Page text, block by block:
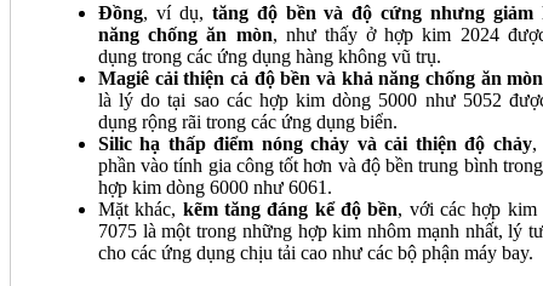
Đồng, ví dụ, tăng độ bền và độ cứng nhưng giảm
năng chống ăn mòn, như thấy ở hợp kim 2024
dụng trong các ứng dụng hàng không vũ trụ.
Magiê cải thiện cả độ bền và khả năng chống ăn mòn
là lý do tại sao các hợp kim dòng 5000 như 5052
dụng rộng rãi trong các ứng dụng biển.
Silic hạ thấp điểm nóng chảy và cải thiện độ chảy,
phần vào tính gia công tốt hơn và độ bền trung bình
hợp kim dòng 6000 như 6061.
Mặt khác, kẽm tăng đáng kể độ bền, với các hợp kim
7075 là một trong những hợp kim nhôm mạnh nhất, lý
cho các ứng dụng chịu tải cao như các bộ phận máy bay.